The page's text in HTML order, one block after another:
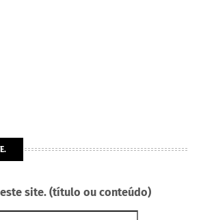
site. (título ou conteúdo)